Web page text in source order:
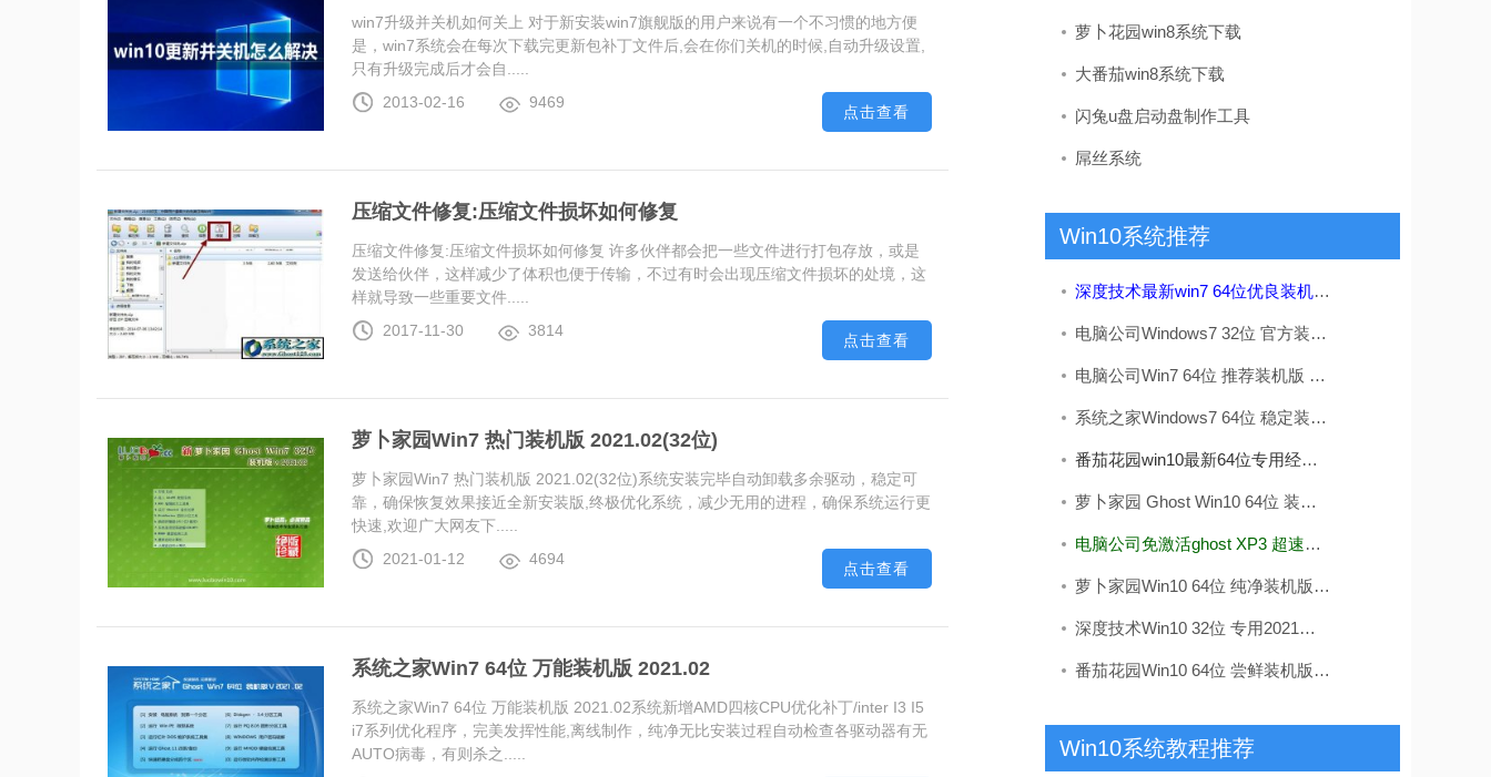
win7升级并关机如何关上 对于新安装win7旗舰版的用户来说有一个不习惯的地方便
是，win7系统会在每次下载完更新包补丁文件后,会在你们关机的时候,自动升级设置,
只有升级完成后才会自.....
2013-02-16
9469
点击查看
压缩文件修复:压缩文件损坏如何修复
压缩文件修复:压缩文件损坏如何修复 许多伙伴都会把一些文件进行打包存放，或是
发送给伙伴，这样减少了体积也便于传输，不过有时会出现压缩文件损坏的处境，这
样就导致一些重要文件.....
2017-11-30
3814
点击查看
萝卜家园Win7 热门装机版 2021.02(32位)
萝卜家园Win7 热门装机版 2021.02(32位)系统安装完毕自动卸载多余驱动，稳定可
靠，确保恢复效果接近全新安装版,终极优化系统，减少无用的进程，确保系统运行更
快速,欢迎广大网友下.....
2021-01-12
4694
点击查看
系统之家Win7 64位 万能装机版 2021.02
系统之家Win7 64位 万能装机版 2021.02系统新增AMD四核CPU优化补丁/inter I3 I5
i7系列优化程序，完美发挥性能,离线制作，纯净无比安装过程自动检查各驱动器有无
AUTO病毒，有则杀之.....
萝卜花园win8系统下载
大番茄win8系统下载
闪兔u盘启动盘制作工具
屌丝系统
Win10系统推荐
深度技术最新win7 64位优良装机版v2026.08
电脑公司Windows7 32位 官方装机版 2020.08
电脑公司Win7 64位 推荐装机版 2020.12
系统之家Windows7 64位 稳定装机版 2020.09
番茄花园win10最新64位专用经典版v2026.08
萝卜家园 Ghost Win10 64位 装机版 v2019.08
电脑公司免激活ghost XP3 超速精品版v2022
萝卜家园Win10 64位 纯净装机版 v2020.05
深度技术Win10 32位 专用2021五一装机版
番茄花园Win10 64位 尝鲜装机版 2019.11
Win10系统教程推荐